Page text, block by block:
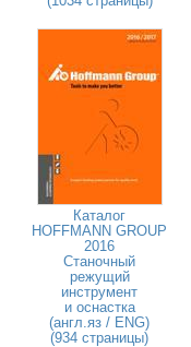
Каталог
HOFFMANN GROUP
2016
Станочный
режущий
инструмент
и оснастка
(англ.яз / ENG)
(934 страницы)